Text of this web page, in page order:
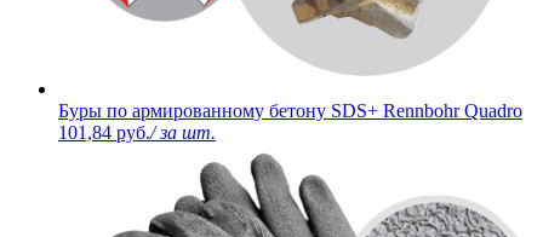
Буры по армированному бетону SDS+ Rennbohr Quadro
101,84 руб./ за шт.